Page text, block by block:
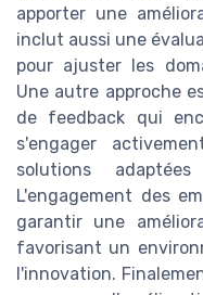
apporter une
inclut aussi une
pour ajuster les
Une autre approche
de feedback qui
s'engager
solutions
L'engagement des
garantir une
favorisant un
l'innovation.